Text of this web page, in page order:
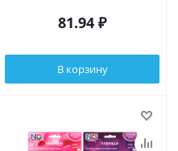
81.94 ₽
В корзину